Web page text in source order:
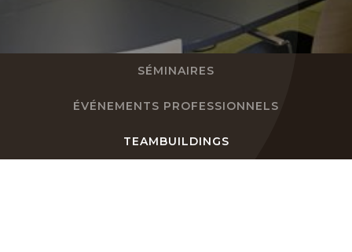
SÉMINAIRES
ÉVÉNEMENTS PROFESSIONNELS
TEAMBUILDINGS